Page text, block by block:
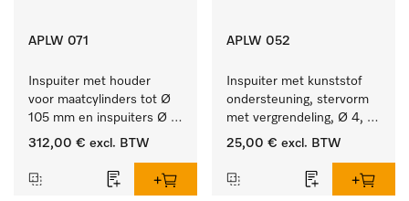
APLW 071
Inspuiter met houder
voor maatcylinders tot Ø
105 mm en inspuiters Ø
8, lengte 320 mm.
312,00 € excl. BTW
APLW 052
Inspuiter met kunststof
ondersteuning, stervorm
met vergrendeling, Ø 4,
lengte 175 mm.
25,00 € excl. BTW